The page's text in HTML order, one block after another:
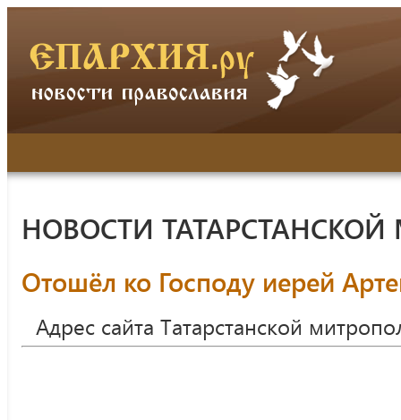
НОВОСТИ
Отошёл ко Господу иерей
Адрес сайта Татарстанской